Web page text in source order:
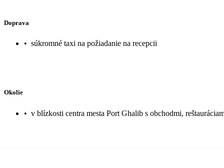
Doprava
• súkromné taxi na požiadanie na recepcii
Okolie
• v blízkosti centra mesta Port Ghalib s obchodmi,